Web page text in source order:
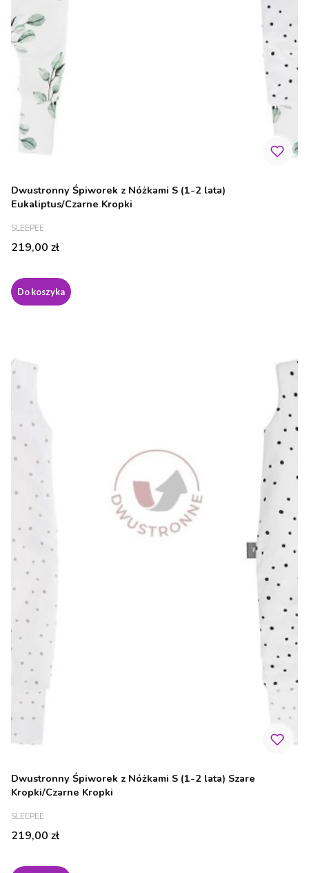
Dwustronny Śpiworek z Nóżkami S (1-2 lata)
Eukaliptus/Czarne Kropki
PRODUCENT
SLEEPEE
Cena
219,00 zł
Do koszyka
Dwustronny Śpiworek z Nóżkami S (1-2 lata) Szare
Kropki/Czarne Kropki
PRODUCENT
SLEEPEE
Cena
219,00 zł